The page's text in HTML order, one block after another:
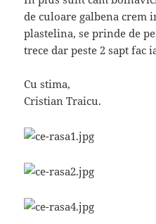
de culoare galbena crem
plastelina, se prinde de
trece dar peste 2 sapt fac
Cu stima,
Cristian Traicu.